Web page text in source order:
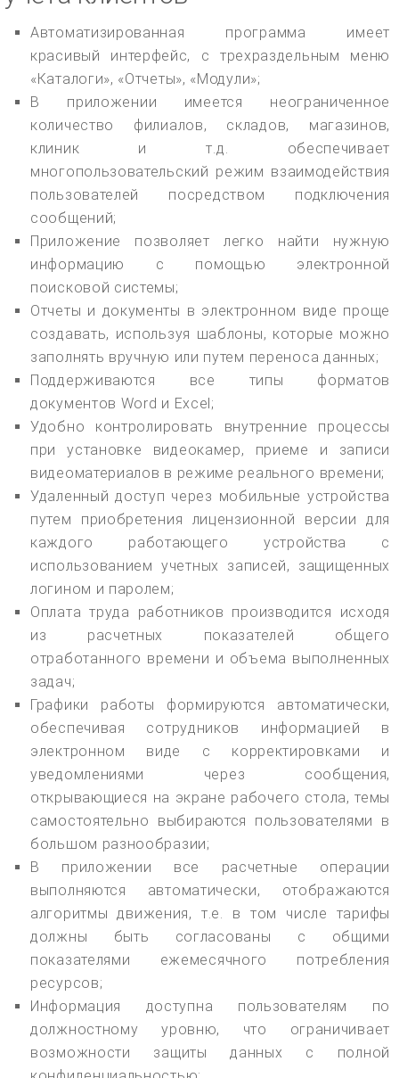
Автоматизированная программа имеет
красивый интерфейс, с трехраздельным меню
«Каталоги», «Отчеты», «Модули»;
В приложении имеется неограниченное
количество филиалов, складов, магазинов,
клиник и т.д. обеспечивает
многопользовательский режим взаимодействия
пользователей посредством подключения
сообщений;
Приложение позволяет легко найти нужную
информацию с помощью электронной
поисковой системы;
Отчеты и документы в электронном виде проще
создавать, используя шаблоны, которые можно
заполнять вручную или путем переноса данных;
Поддерживаются все типы форматов
документов Word и Excel;
Удобно контролировать внутренние процессы
при установке видеокамер, приеме и записи
видеоматериалов в режиме реального времени;
Удаленный доступ через мобильные устройства
путем приобретения лицензионной версии для
каждого работающего устройства с
использованием учетных записей, защищенных
логином и паролем;
Оплата труда работников производится исходя
из расчетных показателей общего
отработанного времени и объема выполненных
задач;
Графики работы формируются автоматически,
обеспечивая сотрудников информацией в
электронном виде с корректировками и
уведомлениями через сообщения,
открывающиеся на экране рабочего стола, темы
самостоятельно выбираются пользователями в
большом разнообразии;
В приложении все расчетные операции
выполняются автоматически, отображаются
алгоритмы движения, т.е. в том числе тарифы
должны быть согласованы с общими
показателями ежемесячного потребления
ресурсов;
Информация доступна пользователям по
должностному уровню, что ограничивает
возможности защиты данных с полной